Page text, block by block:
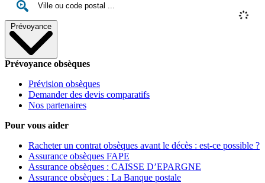
Prévoyance
Prévoyance obsèques
Prévision obsèques
Demander des devis comparatifs
Nos partenaires
Pour vous aider
Racheter un contrat obsèques avant le décès : est-ce possible ?
Assurance obsèques FAPE
Assurance obsèques : CAISSE D’EPARGNE
Assurance obsèques : La Banque postale